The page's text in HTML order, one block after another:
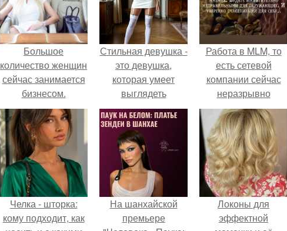
Большое
количество женщин
сейчас занимается
бизнесом.
Стильная девушка -
это девушка,
которая умеет
выглядеть
привлекательно и
элегантно в любои
ситуации.
Работа в MLM, то
есть сетевой
компании сейчас
неразрывно
связана с создание
своего контента,
своей страницы в
соц сетях.
Челка - шторка:
кому подходит, как
На шанхайской
премьере
Локоны для
эффектной